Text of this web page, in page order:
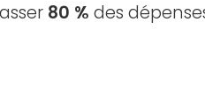
80 % des